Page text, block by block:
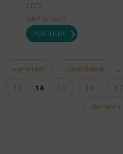
CDD
04/12/2025
POSTULER
Pages
« premier ‹ précédent …
13
14 15 16 17
dernier »